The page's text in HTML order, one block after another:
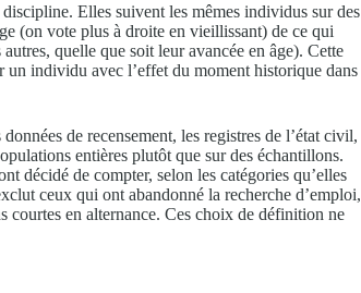
Elles suivent les mêmes individus sur des
(on vote plus à droite en vieillissant) de ce qui
quelle que soit leur avancée en âge). Cette
un individu avec l’effet du moment historique dans
de recensement, les registres de l’état civil,
entières plutôt que sur des échantillons.
décidé de compter, selon les catégories qu’elles
ceux qui ont abandonné la recherche d’emploi,
courtes en alternance. Ces choix de définition ne